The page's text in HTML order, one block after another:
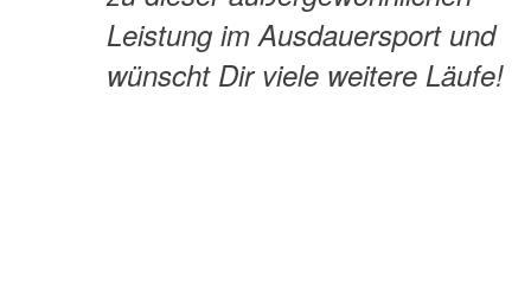
Leistung im Ausdauersport und
wünscht Dir viele weitere Läufe!